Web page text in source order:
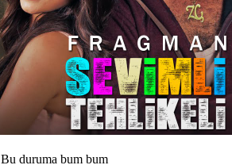
Bu duruma bum bum